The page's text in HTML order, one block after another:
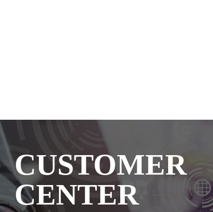
CUSTOMER
CENTER